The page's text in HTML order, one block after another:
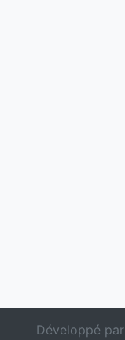
Développé par